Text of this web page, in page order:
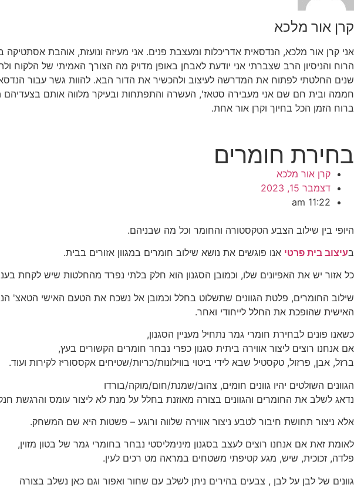
קרן אור מלכא
אני קרן אור מלכא, הנדסאית אדריכלות ומעצבת פנים. אני מעיזה ונועזת, אוהבת
הרוח והניסיון הרב שצברתי אני יודעת לאבחן באופן מדויק מה הצורך האמיתי של
שנים החלטתי לפתוח את המדרשה לעיצוב ולהכשיר את הדור הבא. להוות גשר עבור
חממה ובית חם שם אני מעבירה סטאז', העשרה והתפתחות ובעיקר מלווה אותם
ברוח הזמן הכל בחיוך וקרן אור אחת.
בחירת חומרים
קרן אור מלכא
דצמבר 15, 2023
11:22 am
היופי בין שילוב הצבע הטקסטורה והחומר וכל מה שבניהם.
בעיצוב בית פרטי אנו פוגשים את נושא שילוב חומרים במגוון אזורים בבית.
כל אזור יש את האפיונים שלו, וכמובן הסגנון הוא חלק בלתי נפרד מהחלטות שיש לקחת
שילוב החומרים, פלטת הגוונים שתשלוט בחלל וכמובן אל נשכח את הטעם האישי הטאצ'
האישית שהופכת את החלל לייחודי ואחר.
כשאנו פונים לבחירת חומרי גמר נתחיל מעניין הסגנון,
אם אנחנו רוצים ליצור אווירה ביתית סגנון כפרי נבחר חומרים הקשורים בעץ,
ברזל, אבן, פרזול, טקסטיל שבא לידי ביטוי בווילונות/כריות/שטיחים אקססוריז לקירות ועוד.
הגוונים השולטים יהיו גוונים חומים, צהוב/שמנת/חום/מוקה/בורדו
נדאג לשלב את החומרים והגוונים בצורה מאוזנת בחלל על מנת לא ליצור עומס והרגשת
אלא ניצור תחושת חיבור לטבע ניצור אווירה שלווה ורוגע – פשטות היא שם המשחק.
לאומת זאת אם אנחנו רוצים לעצב בסגנון מינימליסטי נבחר בחומרי גמר של בטון מזוין,
פלדה, זכוכית, שיש, מגע קטיפתי משטחים במראה מט רכים לעין.
גוונים של לבן על לבן , צבעים בהירים ניתן לשלב עם שחור ואפור וגם כאן נשלב בצורה